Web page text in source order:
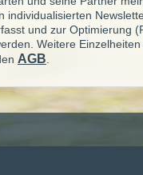
individualisierten
und zur Optimierung
Weitere
AGB